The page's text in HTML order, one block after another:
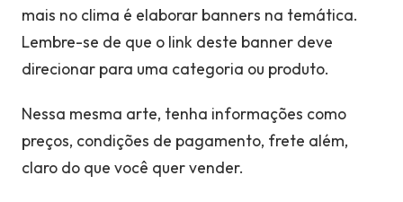
mais no clima é elaborar banners na temática.
Lembre-se de que o link deste banner deve
direcionar para uma categoria ou produto.
Nessa mesma arte, tenha informações como
preços, condições de pagamento, frete além,
claro do que você quer vender.